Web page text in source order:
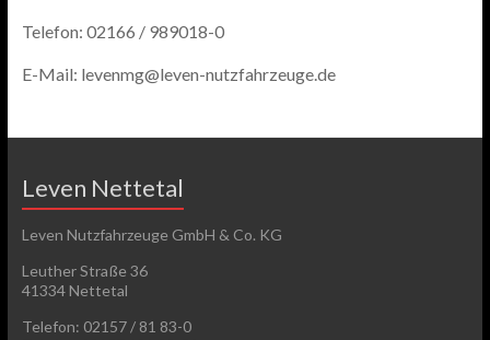
Telefon: 02166 / 989018-0
E-Mail: levenmg@leven-nutzfahrzeuge.de
Leven Nettetal
Leven Nutzfahrzeuge GmbH & Co. KG
Leuther Straße 36
41334 Nettetal
Telefon: 02157 / 81 83-0